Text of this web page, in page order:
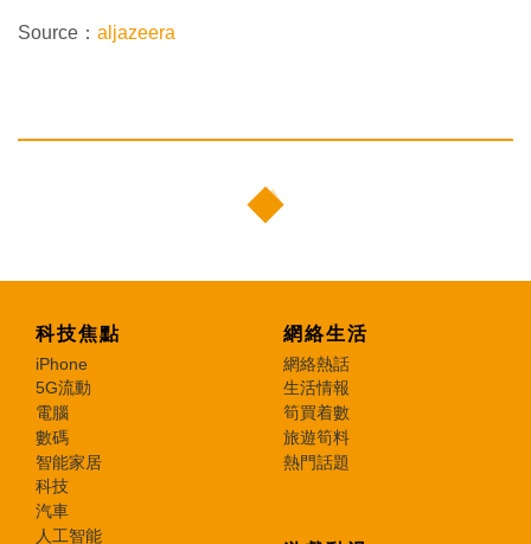
Source： aljazeera
科技焦點
iPhone
5G流動
電腦
數碼
智能家居
科技
汽車
人工智能
網絡生活
網絡熱話
生活情報
筍買着數
旅遊筍料
熱門話題